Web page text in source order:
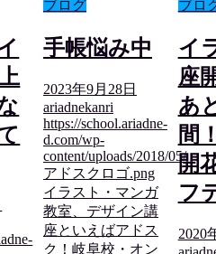
ブログ
手帳悩み中
2023年9月28日
ariadnekanri
https://school.ariadne-
d.com/wp-
content/uploads/2018/05/
アドスクロゴ.png
イラスト・マンガ
教室、デザイン講
座といえばアドス
ク！岐阜校・オン
ブロ
イ
座
あ
間
開
フ
2020